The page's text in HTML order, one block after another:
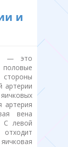
и
— это
артерии
артерия
вена
С левой